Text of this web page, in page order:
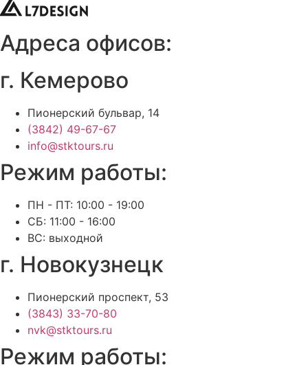
Адреса офисов:
г. Кемерово
Пионерский бульвар, 14
(3842) 49-67-67
info@stktours.ru
Режим работы:
ПН - ПТ: 10:00 - 19:00
СБ: 11:00 - 16:00
ВС: выходной
г. Новокузнецк
Пионерский проспект, 53
(3843) 33-70-80
nvk@stktours.ru
Режим работы: